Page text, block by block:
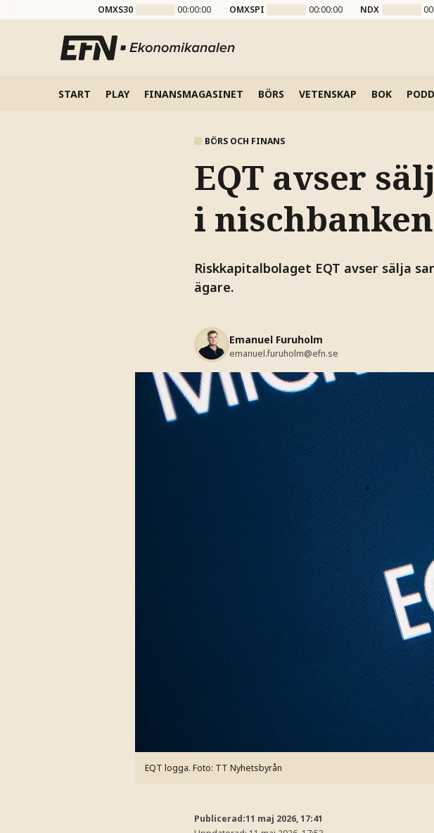
OMXS30 00:00:00 OMXSPI 00:00:00 NDX
START PLAY FINANSMAGASINET BÖRS VETENSKAP BOK PODD
BÖRS OCH FINANS
EQT avser
i nischbanken
Riskkapitalbolaget EQT avser sälja
ägare.
Emanuel Furuholm
emanuel.furuholm@efn.se
EQT logga. Foto: TT Nyhetsbyrån
Publicerad:11 maj 2026, 17:41